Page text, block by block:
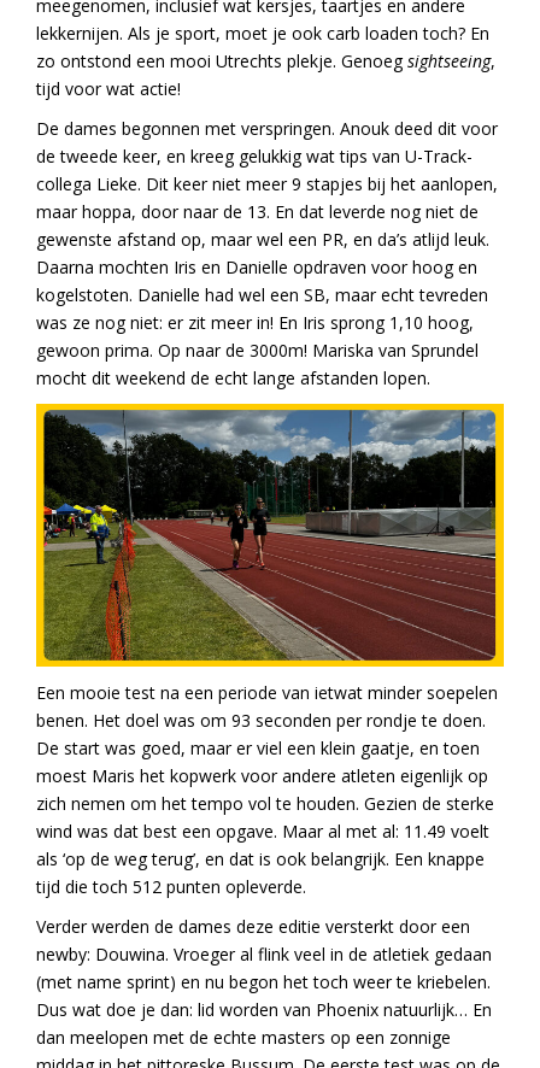
meegenomen, inclusief wat kersjes, taartjes en andere
lekkernijen. Als je sport, moet je ook carb loaden toch? En
zo ontstond een mooi Utrechts plekje. Genoegsightseeing,
tijd voor wat actie!
De dames begonnen met verspringen. Anouk deed dit voor
de tweede keer, en kreeg gelukkig wat tips van U-Track-
collega Lieke. Dit keer niet meer 9 stapjes bij het aanlopen,
maar hoppa, door naar de 13. En dat leverde nog niet de
gewenste afstand op, maar wel een PR, en da’s atlijd leuk.
Daarna mochten Iris en Danielle opdraven voor hoog en
kogelstoten. Danielle had wel een SB, maar echt tevreden
was ze nog niet: er zit meer in! En Iris sprong 1,10 hoog,
gewoon prima. Op naar de 3000m! Mariska van Sprundel
mocht dit weekend de echt lange afstanden lopen.
Een mooie test na een periode van ietwat minder soepelen
benen. Het doel was om 93 seconden per rondje te doen.
De start was goed, maar er viel een klein gaatje, en toen
moest Maris het kopwerk voor andere atleten eigenlijk op
zich nemen om het tempo vol te houden. Gezien de sterke
wind was dat best een opgave. Maar al met al: 11.49 voelt
als ‘op de weg terug’, en dat is ook belangrijk. Een knappe
tijd die toch 512 punten opleverde.
Verder werden de dames deze editie versterkt door een
newby: Douwina. Vroeger al flink veel in de atletiek gedaan
(met name sprint) en nu begon het toch weer te kriebelen.
Dus wat doe je dan: lid worden van Phoenix natuurlijk… En
dan meelopen met de echte masters op een zonnige